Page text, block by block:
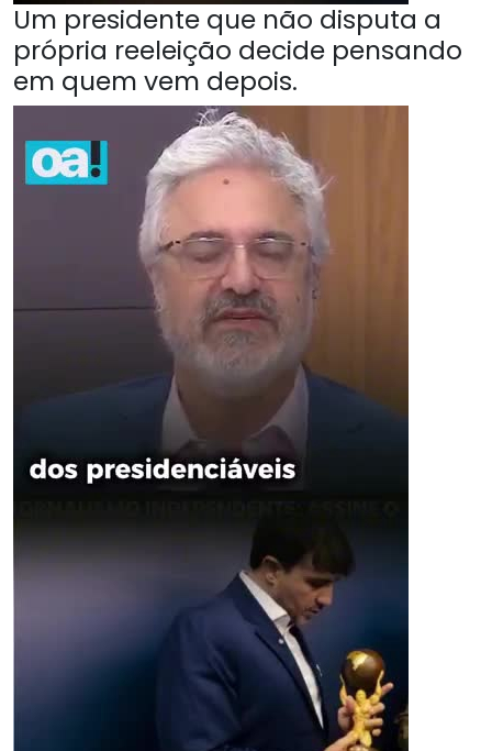
Um presidente que não disputa a
própria reeleição decide pensando
em quem vem depois.